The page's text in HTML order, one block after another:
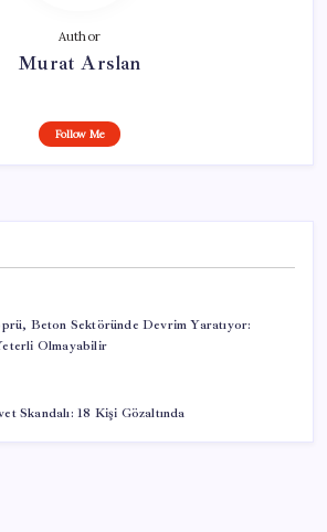
Author
Murat Arslan
Follow Me
Beton Sektöründe Devrim Yaratıyor:
Olmayabilir
Skandalı: 18 Kişi Gözaltında